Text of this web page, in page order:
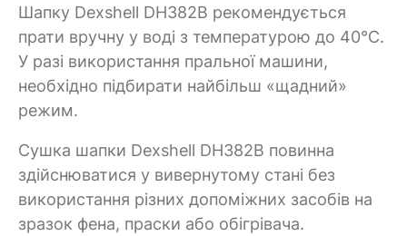
Шапку Dexshell DH382B рекомендується
прати вручну у воді з температурою до 40°C.
У разі використання пральної машини,
необхідно підбирати найбільш «щадний»
режим.
Сушка шапки Dexshell DH382B повинна
здійснюватися у вивернутому стані без
використання різних допоміжних засобів на
зразок фена, праски або обігрівача.